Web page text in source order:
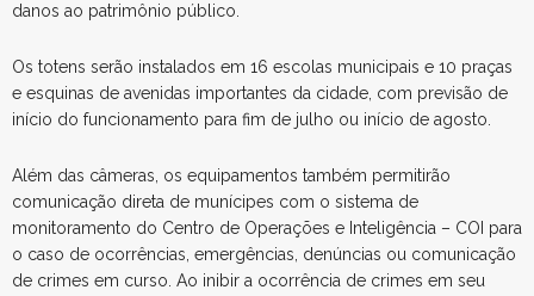
danos ao patrimônio público.
Os totens serão instalados em 16 escolas municipais e 10 praças
e esquinas de avenidas importantes da cidade, com previsão de
início do funcionamento para fim de julho ou início de agosto.
Além das câmeras, os equipamentos também permitirão
comunicação direta de munícipes com o sistema de
monitoramento do Centro de Operações e Inteligência – COI para
o caso de ocorrências, emergências, denúncias ou comunicação
de crimes em curso. Ao inibir a ocorrência de crimes em seu